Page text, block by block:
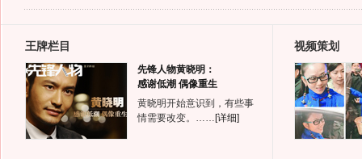
王牌栏目
先锋人物黄晓明：
感谢低潮 偶像重生
黄晓明开始意识到，有些事
情需要改变。…… [详细]
视频策划